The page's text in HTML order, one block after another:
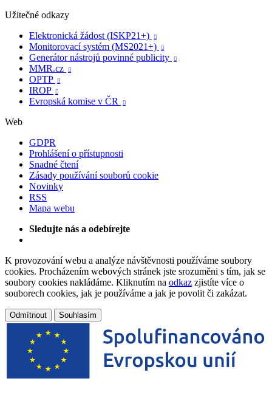
Užitečné odkazy
Elektronická žádost (ISKP21+)

Monitorovací systém (MS2021+) 
Generátor nástrojů povinné publicity 
MMR.cz 
OPTP 
IROP 
Evropská komise v ČR 
Web
GDPR
Prohlášení o přístupnosti
Snadné čtení
Zásady používání souborů cookie
Novinky
RSS
Mapa webu
Sledujte nás a odebírejte
K provozování webu a analýze návštěvnosti používáme soubory
cookies. Procházením webových stránek jste srozuměni s tím, jak se
soubory cookies nakládáme. Kliknutím na odkaz zjistíte více o
souborech cookies, jak je používáme a jak je povolit či zakázat.
Odmítnout Souhlasím